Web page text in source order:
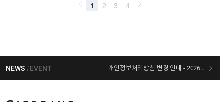
NEWS EVENT 개인정보처리방침 변경 안내 - 2026/07/30 시행